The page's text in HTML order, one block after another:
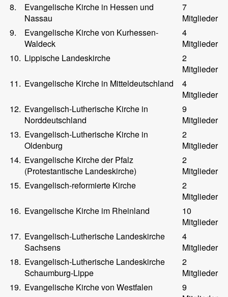
8.
Evangelische Kirche in Hessen und
Nassau
7
Mitglieder
9.
Evangelische Kirche von Kurhessen-
Waldeck
4
Mitglieder
10. Lippische Landeskirche
2
Mitglieder
11. Evangelische Kirche in Mitteldeutschland
4
Mitglieder
12. Evangelisch-Lutherische Kirche in
Norddeutschland
9
Mitglieder
13. Evangelisch-Lutherische Kirche in
Oldenburg
2
Mitglieder
14. Evangelische Kirche der Pfalz
(Protestantische Landeskirche)
2
Mitglieder
15. Evangelisch-reformierte Kirche
2
Mitglieder
16. Evangelische Kirche im Rheinland
10
Mitglieder
17. Evangelisch-Lutherische Landeskirche
Sachsens
4
Mitglieder
18. Evangelisch-Lutherische Landeskirche
Schaumburg-Lippe
2
Mitglieder
19. Evangelische Kirche von Westfalen
9